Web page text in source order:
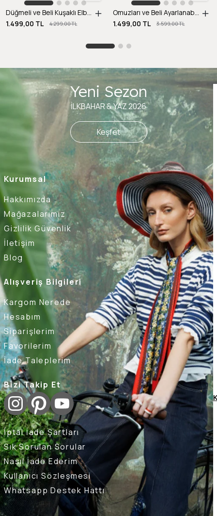
Düğmeli ve Beli Kuşaklı Elbise-Y.YEŞİLİ
1.499,00 TL
4.299,00 TL
Omuzları ve Beli Ayarlanabilir İp Detaylı Keten Elbise-MAVİ
1.499,00 TL
3.599,00 TL
Kurumsal
Hakkımızda
Mağazalarımız
Gizlilik Güvenlik
İletişim
Blog
Alışveriş Bilgileri
Kargom Nerede
Hesabım
Siparişlerim
Favorilerim
İade Taleplerim
Bizi Takip Et
İptal İade Şartları
Sık Sorulan Sorular
Nasıl İade Ederim
Kullanıcı Sözleşmesi
Whatsapp Destek Hattı
Yeni Sezon
İLKBAHAR & YAZ 2026
Keşfet